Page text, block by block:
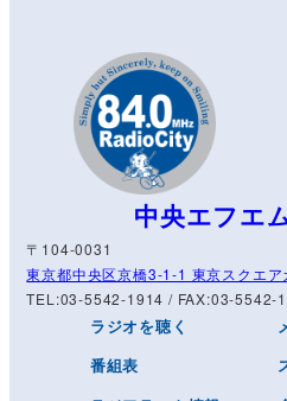
中央エフエ
〒104-0031
東京都中央区京橋3-1-1 東京スクエア
TEL:03-5542-1914 / FAX:03-5542-
ラジオを聴く
番組表